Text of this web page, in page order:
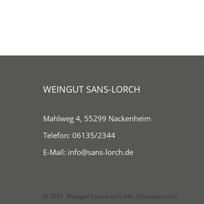
WEINGUT SANS-LORCH
Mahlweg 4, 55299 Nackenheim
Telefon: 06135/2344
E-Mail: info@sans-lorch.de
© 2021. Weingut Sans-Lorch, Inh. Christian Lorch